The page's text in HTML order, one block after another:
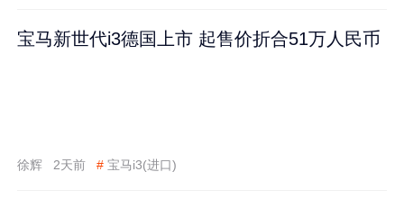
宝马新世代i3德国上市 起售价折合51万人民币
徐辉 2天前 # 宝马i3(进口)